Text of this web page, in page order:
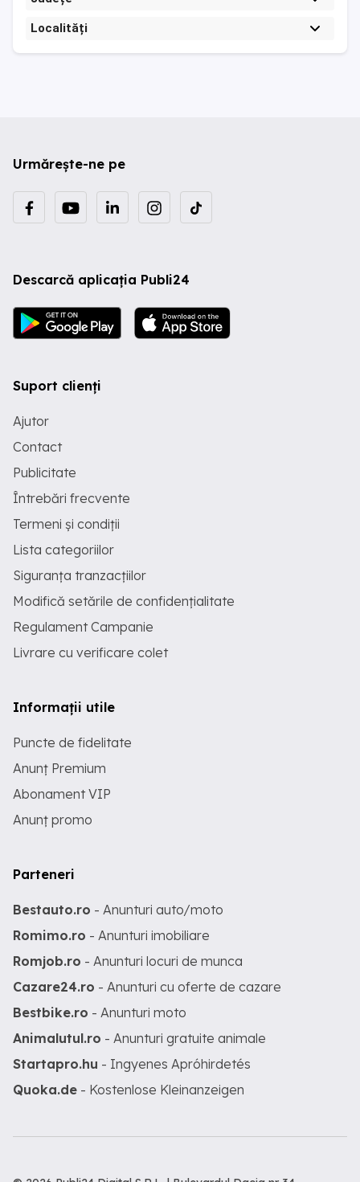
Localități
Urmărește-ne pe
Descarcă aplicația Publi24
Suport clienți
Ajutor
Contact
Publicitate
Întrebări frecvente
Termeni și condiții
Lista categoriilor
Siguranța tranzacțiilor
Modifică setările de confidențialitate
Regulament Campanie
Livrare cu verificare colet
Informații utile
Puncte de fidelitate
Anunț Premium
Abonament VIP
Anunț promo
Parteneri
Bestauto.ro - Anunturi auto/moto
Romimo.ro - Anunturi imobiliare
Romjob.ro - Anunturi locuri de munca
Cazare24.ro - Anunturi cu oferte de cazare
Bestbike.ro - Anunturi moto
Animalutul.ro - Anunturi gratuite animale
Startapro.hu - Ingyenes Apróhirdetés
Quoka.de - Kostenlose Kleinanzeigen